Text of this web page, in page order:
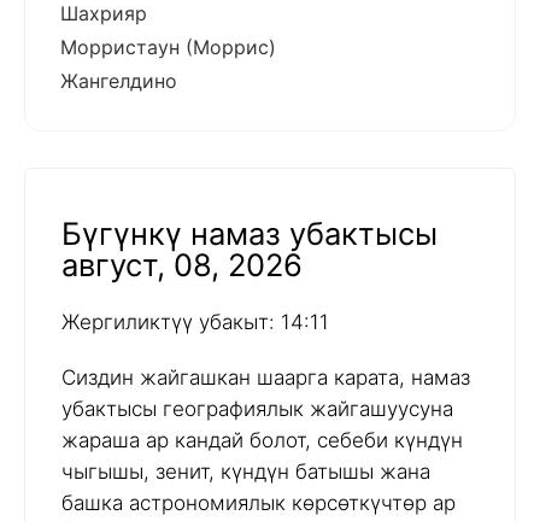
Шахрияр
Морристаун (Моррис)
Жангелдино
Бүгүнкү намаз убактысы
август, 08, 2026
Жергиликтүү убакыт: 14:11
Сиздин жайгашкан шаарга карата, намаз
убактысы географиялык жайгашуусуна
жараша ар кандай болот, себеби күндүн
чыгышы, зенит, күндүн батышы жана
башка астрономиялык көрсөткүчтөр ар